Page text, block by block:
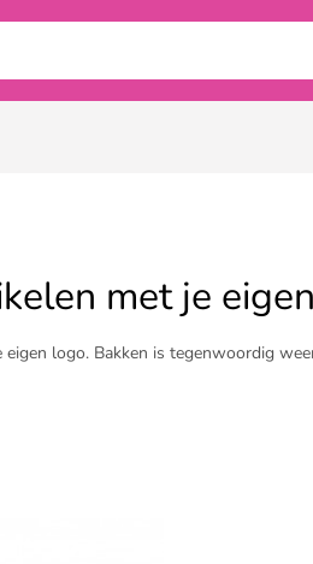
met je
logo. Bakken is tegenwoordig